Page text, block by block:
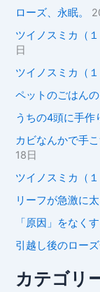
ローズ、永眠。
ツイノスミカ（
日
ツイノスミカ（
ペットのごはん
うちの4頭に手作
カビなんかで手
18日
ツイノスミカ（
リーフが急激に
「原因」をなく
引越し後のロー
カテゴリ